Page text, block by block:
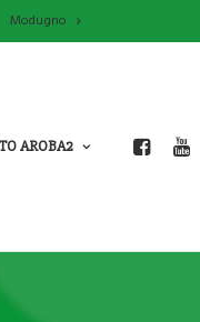
Modugno
AROBA2